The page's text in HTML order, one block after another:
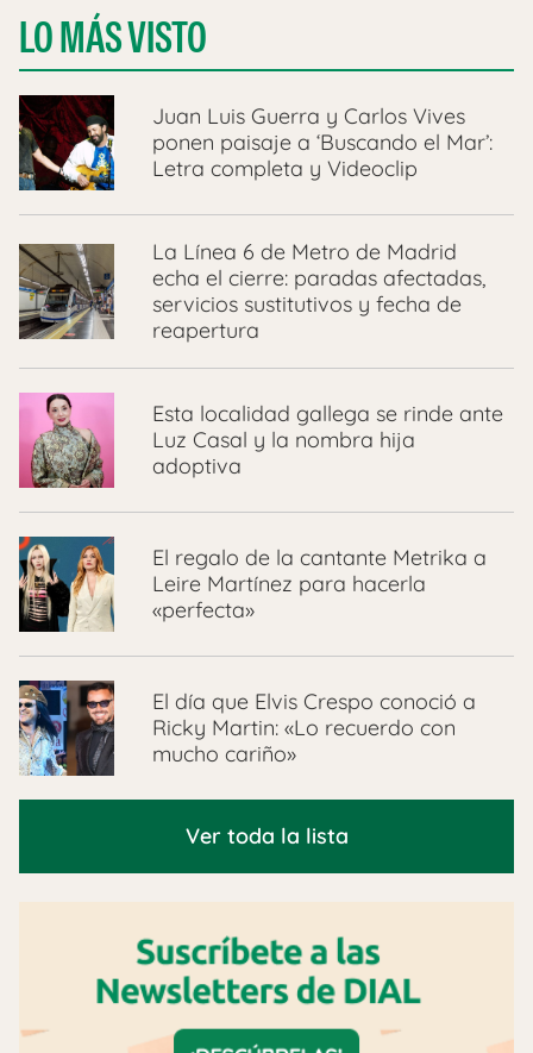
LO MÁS VISTO
Juan Luis Guerra y Carlos Vives
ponen paisaje a ‘Buscando el Mar’:
Letra completa y Videoclip
La Línea 6 de Metro de Madrid
echa el cierre: paradas afectadas,
servicios sustitutivos y fecha de
reapertura
Esta localidad gallega se rinde ante
Luz Casal y la nombra hija
adoptiva
El regalo de la cantante Metrika a
Leire Martínez para hacerla
«perfecta»
El día que Elvis Crespo conoció a
Ricky Martin: «Lo recuerdo con
mucho cariño»
Ver toda la lista